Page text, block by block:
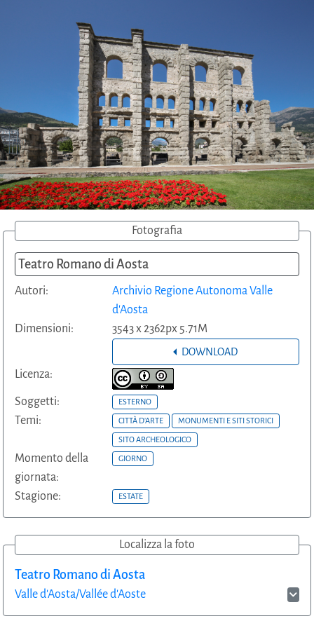
Fotografia
Teatro Romano di Aosta
Autori:
Archivio Regione Autonoma Valle
d'Aosta
Dimensioni:
3543 x 2362px 5.71M
DOWNLOAD
Licenza:
Soggetti: ESTERNO
Temi: CITTÀ D'ARTE MONUMENTI E SITI STORICI
SITO ARCHEOLOGICO
Momento della
giornata:
GIORNO
Stagione: ESTATE
Localizza la foto
Teatro Romano di Aosta
Valle d'Aosta/Vallée d'Aoste